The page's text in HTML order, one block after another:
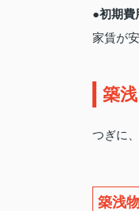
●初期費
家賃が
築
つぎに
築浅